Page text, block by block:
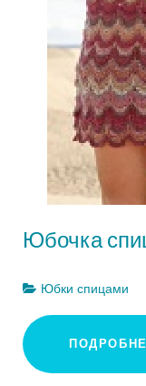
Юбочка
Юбки спицами